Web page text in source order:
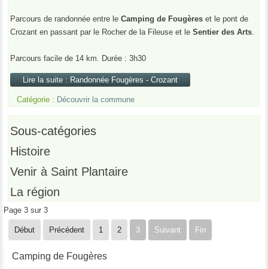
Parcours de randonnée entre leCamping de Fougèreset le pont de
Crozant en passant par le Rocher de la Fileuse et leSentier des Arts.
Parcours facile de 14 km. Durée : 3h30
Lire la suite : Randonnée Fougères - Crozant
Catégorie : Découvrir la commune
Sous-catégories
Histoire
Venir à Saint Plantaire
La région
Page 3 sur 3
Début Précédent 1 2 3 Suivant Fin
Camping de Fougères